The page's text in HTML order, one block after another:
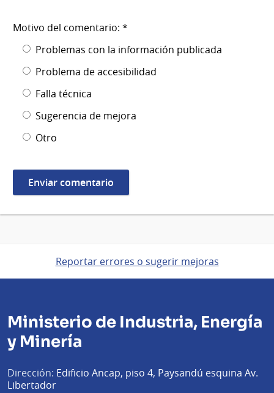
Motivo del comentario: *
Problemas con la información publicada
Problema de accesibilidad
Falla técnica
Sugerencia de mejora
Otro
Reportar errores o sugerir mejoras
Ministerio de Industria, Energía
y Minería
Dirección: Edificio Ancap, piso 4, Paysandú esquina Av.
Libertador